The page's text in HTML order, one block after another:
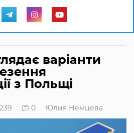
варіанти
з Польщі
239 0 Юлия Немцева